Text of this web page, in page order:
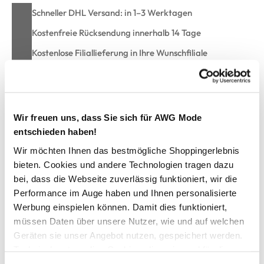
Wir freuen uns, dass Sie sich für AWG Mode
entschieden haben!
Wir möchten Ihnen das bestmögliche Shoppingerlebnis
bieten. Cookies und andere Technologien tragen dazu
bei, dass die Webseite zuverlässig funktioniert, wir die
Performance im Auge haben und Ihnen personalisierte
Werbung einspielen können. Damit dies funktioniert,
müssen Daten über unsere Nutzer, wie und auf welchen
Geräten sie unser Angebot nutzen, gespeichert werden.
Schneller DHL Versand: in 1–3 Werktagen
Kostenfreie Rücksendung innerhalb 14 Tage
Kostenlose Filiallieferung in Ihre Wunschfiliale
Damen Schlupfbluse mit zarter Musterung
schicke Schlupfbluse von Sure
mit elegantem Serafino-Ausschnitt
vorne mit dekorativer Mittelnaht
überschnittene Ärmel mit fixiertem Turn Up
seitlich geschlitzt